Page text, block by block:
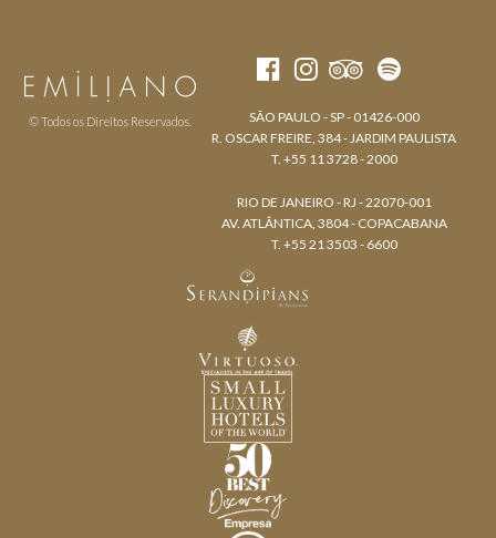
© Todos os Direitos Reservados.
SÃO PAULO - SP - 01426-000
R. OSCAR FREIRE, 384 - JARDIM PAULISTA
T. +55 11 3728 - 2000
RIO DE JANEIRO - RJ - 22070-001
AV. ATLÂNTICA, 3804 - COPACABANA
T. +55 21 3503 - 6600